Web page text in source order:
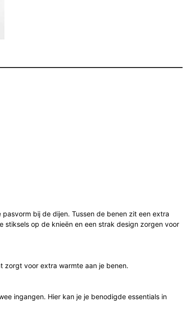
bij de dijen. Tussen de benen zit een extra
op de knieën en een strak design zorgen voor
zorgt voor extra warmte aan je benen.
ingangen. Hier kan je je benodigde essentials in